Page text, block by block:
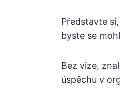
Představte
byste se
Bez vize,
úspěchu v